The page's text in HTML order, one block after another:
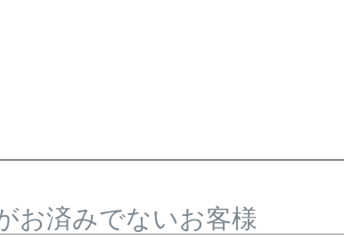
お済みでないお客様